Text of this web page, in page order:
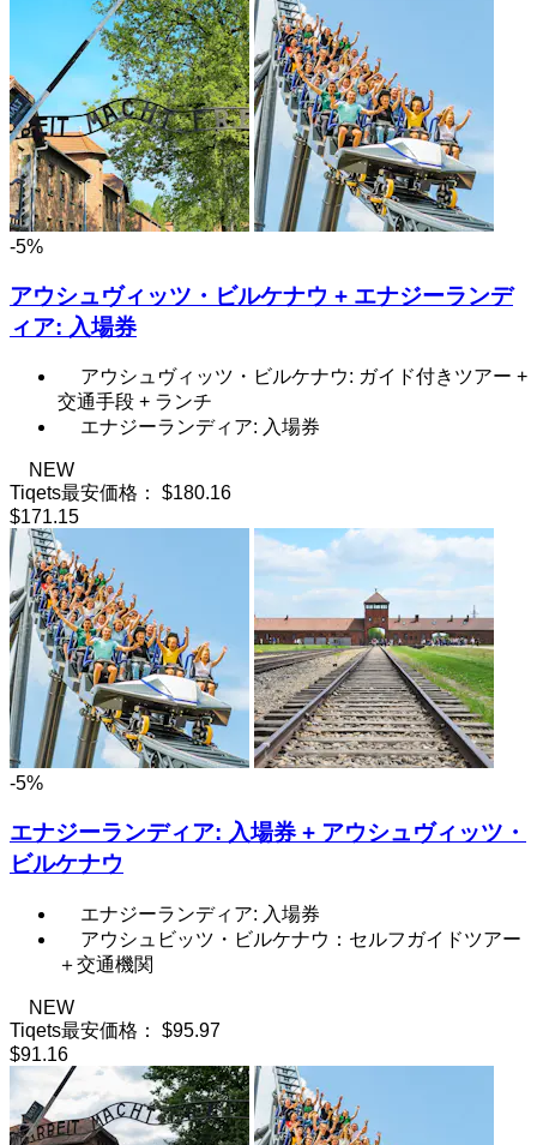
-5%
アウシュヴィッツ・ビルケナウ + エナジーランデ
ィア: 入場券
アウシュヴィッツ・ビルケナウ: ガイド付きツアー +
交通手段 + ランチ
エナジーランディア: 入場券
NEW
Tiqets最安価格：
$180.16
$171.15
-5%
エナジーランディア: 入場券 + アウシュヴィッツ・
ビルケナウ
エナジーランディア: 入場券
アウシュビッツ・ビルケナウ：セルフガイドツアー
＋交通機関
NEW
Tiqets最安価格：
$95.97
$91.16